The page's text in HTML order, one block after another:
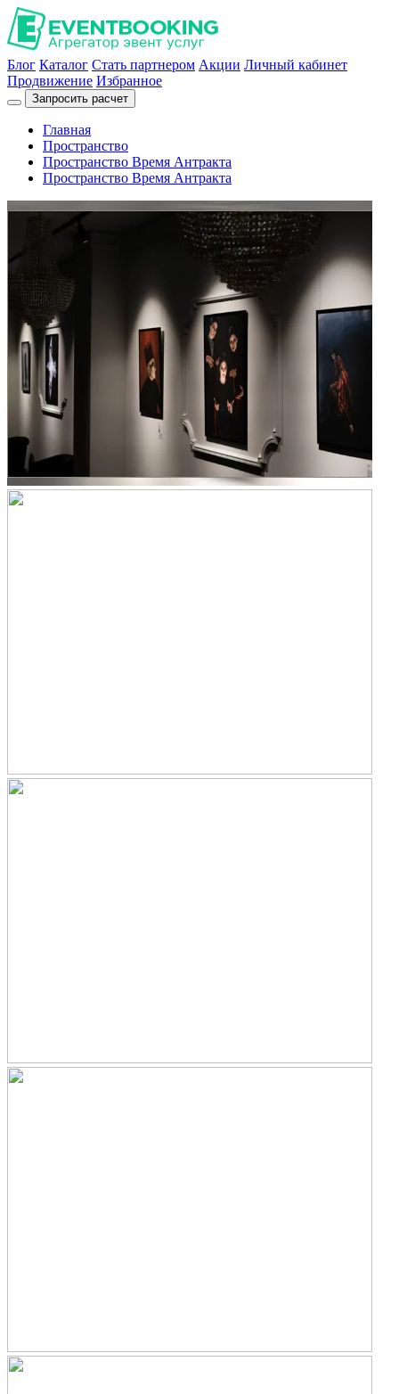
Блог Каталог Стать партнером Акции Личный кабинет
Продвижение Избранное
Запросить расчет
Главная
Пространство
Пространство Время Антракта
Пространство Время Антракта